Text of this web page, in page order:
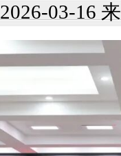
2026-03-16